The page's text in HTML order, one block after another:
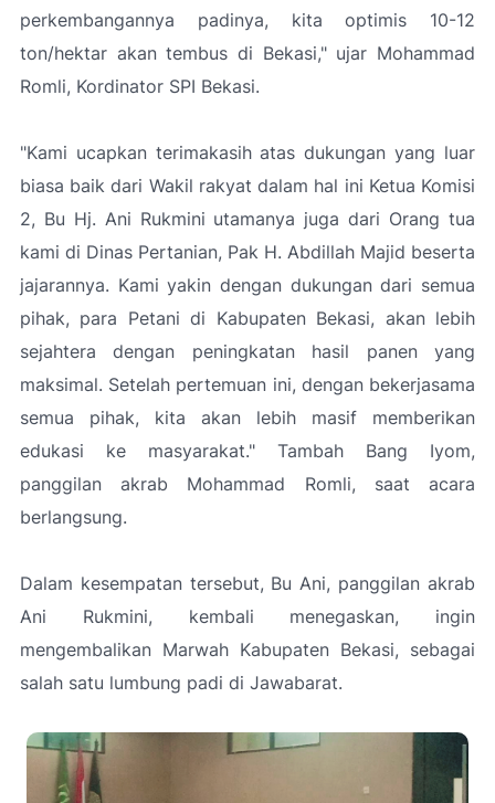
perkembangannya padinya, kita optimis 10-12
ton/hektar akan tembus di Bekasi," ujar Mohammad
Romli, Kordinator SPI Bekasi.
"Kami ucapkan terimakasih atas dukungan yang luar
biasa baik dari Wakil rakyat dalam hal ini Ketua Komisi
2, Bu Hj. Ani Rukmini utamanya juga dari Orang tua
kami di Dinas Pertanian, Pak H. Abdillah Majid beserta
jajarannya. Kami yakin dengan dukungan dari semua
pihak, para Petani di Kabupaten Bekasi, akan lebih
sejahtera dengan peningkatan hasil panen yang
maksimal. Setelah pertemuan ini, dengan bekerjasama
semua pihak, kita akan lebih masif memberikan
edukasi ke masyarakat." Tambah Bang Iyom,
panggilan akrab Mohammad Romli, saat acara
berlangsung.
Dalam kesempatan tersebut, Bu Ani, panggilan akrab
Ani Rukmini, kembali menegaskan, ingin
mengembalikan Marwah Kabupaten Bekasi, sebagai
salah satu lumbung padi di Jawabarat.